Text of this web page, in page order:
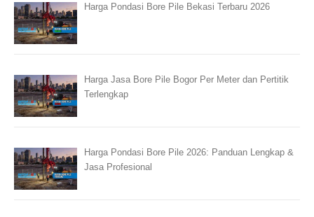
Harga Pondasi Bore Pile Bekasi Terbaru 2026
Harga Jasa Bore Pile Bogor Per Meter dan Pertitik
Terlengkap
Harga Pondasi Bore Pile 2026: Panduan Lengkap &
Jasa Profesional